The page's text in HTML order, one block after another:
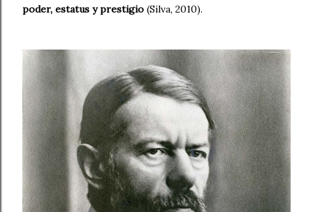
poder, estatus y prestigio (Silva, 2010).